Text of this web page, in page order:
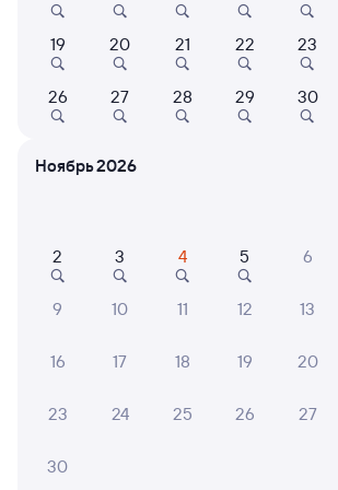
Выбор любимых мест на схемах
Подробные ответы на вопросы о
СМС-сопровождение до посадки в
Оформление без регистрации на
Частые вопросы
Что нужно, чтобы сесть в поезд?
Что делать, если ошибся при вводе
19 20 21 22 23
26 27 28 29 30
Ноябрь 2026
2 3 4 5 6
9 10 11 12 13
16 17 18 19 20
23 24 25 26 27
30